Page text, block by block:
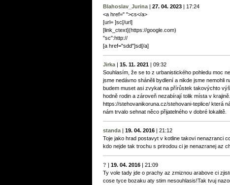
Blahoslav_Jurina | 27. 04. 2023 | 17:24
<a href=" ">cs</a>
[url= ]sc[/url]
[link_сtext](https://google.com)
"sc":http://
[a href="sdd"]sd[/a]
Jirka | 15. 11. 2021 | 09:32
Souhlasím, že se to z urbanistického pohledu moc
jsme nedávno sháněli bydlení a nikde jsme nemohli
budem muset asi zvykat na přírůstek takovýchto
hodně rodin a zároveň nezabírají tolik místa v
https://stehovanikoruna.cz/stehovani-teplice/ která
nám trvalo sehnat něco přijatelného v dobré lokalitě.
standa | 19. 04. 2016 | 21:12
Toje jako hrad postavyt v kotline takovi nenazranci
kdo nejde tak trochu s prirodou ci je nenazranej az
? | 19. 04. 2016 | 21:09
Ty vole tady jde o prachy az zmiznou arabove ci
cose tyce bozaku aty stim nesouhlasis!Tak tvuj